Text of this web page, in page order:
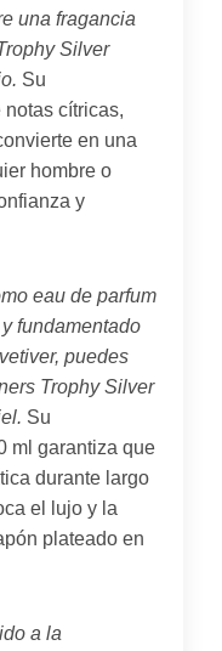
una fragancia
Silver
Su
cítricas,
en una
hombre o
y
eau de parfum
fundamentado
puedes
Trophy Silver
Su
ml garantiza que
durante largo
el lujo y la
plateado en
a la